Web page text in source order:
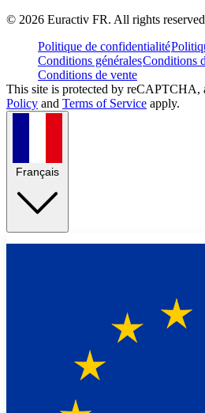
© 2026 Euractiv FR. All rights
Politique de confidentialité
Conditions généralesConditions
Conditions de vente
This site is protected by reCAPTCHA,
Policy and Terms of Service apply.
Français